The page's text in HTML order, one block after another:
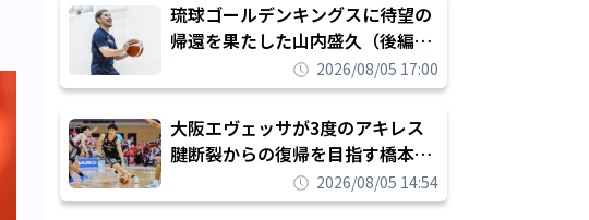
琉球ゴールデンキングスに待望の
帰還を果たした山内盛久（後編）
「1人のウチナーンチュとしてみ
んなが誇りに思えるチームにして
いく」
2026/08/05 17:00
大阪エヴェッサが3度のアキレス
腱断裂からの復帰を目指す橋本拓
哉と契約を締結「もう一度コート
に立ちたい」
2026/08/05 14:54